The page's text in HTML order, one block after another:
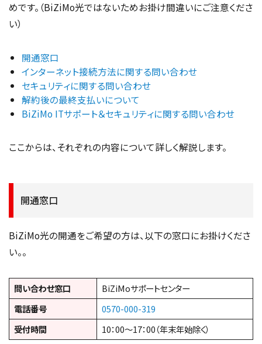
めです。（BiZiMo光ではないためお掛け間違いにご注意くださ
い）
開通窓口
インターネット接続方法に関する問い合わせ
セキュリティに関する問い合わせ
解約後の最終支払いについて
BiZiMo ITサポート＆セキュリティに関する問い合わせ
ここからは、それぞれの内容について詳しく解説します。
開通窓口
BiZiMo光の開通をご希望の方は、以下の窓口にお掛けくださ
い。。
問い合わせ窓口
BiZiMoサポートセンター
電話番号
0570-000-319
受付時間
10：00～17：00（年末年始除く）